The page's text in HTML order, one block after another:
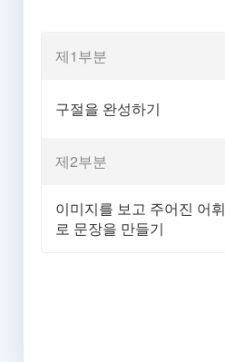
제1부분
구절을 완성하기
제2부분
이미지를 보고 주어진 어휘
로 문장을 만들기